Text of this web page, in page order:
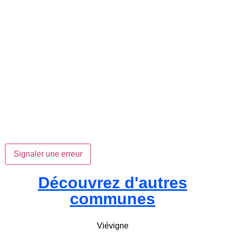
Signaler une erreur
Découvrez d'autres
communes
Viévigne